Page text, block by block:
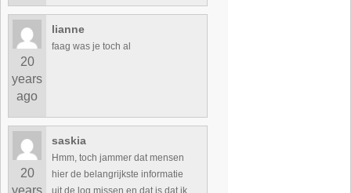
20
years
ago
lianne
faag was je toch al
20
years
saskia
Hmm, toch jammer dat mensen
hier de belangrijkste informatie
uit de log missen en dat is dat ik